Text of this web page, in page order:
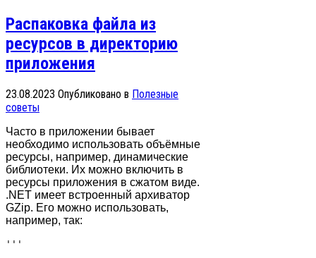
Распаковка файла из
ресурсов в директорию
приложения
23.08.2023 Опубликовано в Полезные
советы
Часто в приложении бывает
необходимо использовать объёмные
ресурсы, например, динамические
библиотеки. Их можно включить в
ресурсы приложения в сжатом виде.
.NET имеет встроенный архиватор
GZip. Его можно использовать,
например, так:
'''